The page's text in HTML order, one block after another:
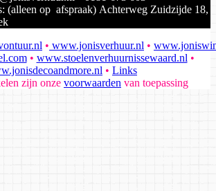
(alleen op afspraak) Achterweg Zuidzijde 18,
• www.jonisverhuur.nl •
• www.stoelenverhuurnissewaard.nl •
• Links
zijn onze voorwaarden van toepassing